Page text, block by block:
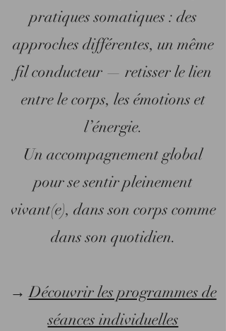
pratiques somatiques : des
approches différentes, un même
fil conducteur — retisser le lien
entre le corps, les émotions et
l’énergie.
Un accompagnement global
pour se sentir pleinement
vivant(e), dans son corps comme
dans son quotidien.
→Découvrir les programmes de
séances individuelles